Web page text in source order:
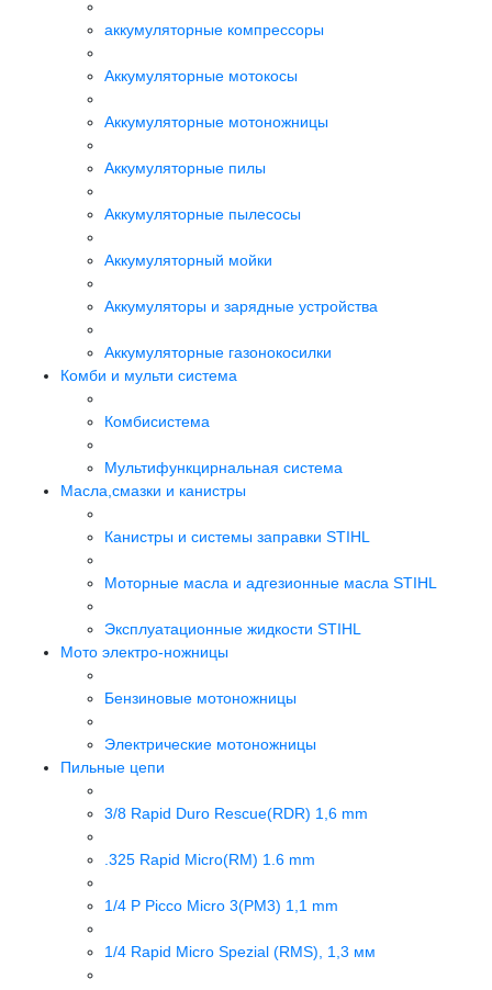
аккумуляторные компрессоры
Аккумуляторные мотокосы
Аккумуляторные мотоножницы
Аккумуляторные пилы
Аккумуляторные пылесосы
Аккумуляторный мойки
Аккумуляторы и зарядные устройства
Аккумуляторные газонокосилки
Комби и мульти система
Комбисистема
Мультифункцирнальная система
Масла,смазки и канистры
Канистры и системы заправки STIHL
Моторные масла и адгезионные масла STIHL
Эксплуатационные жидкости STIHL
Мото электро-ножницы
Бензиновые мотоножницы
Электрические мотоножницы
Пильные цепи
3/8 Rapid Duro Rescue(RDR) 1,6 mm
.325 Rapid Micro(RM) 1.6 mm
1/4 P Picco Micro 3(PM3) 1,1 mm
1/4 Rapid Micro Spezial (RMS), 1,3 мм